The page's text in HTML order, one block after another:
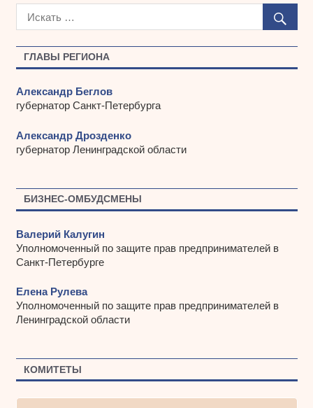
ГЛАВЫ РЕГИОНА
Александр Беглов
губернатор Санкт-Петербурга
Александр Дрозденко
губернатор Ленинградской области
БИЗНЕС-ОМБУДСМЕНЫ
Валерий Калугин
Уполномоченный по защите прав предпринимателей в
Санкт-Петербурге
Елена Рулева
Уполномоченный по защите прав предпринимателей в
Ленинградской области
КОМИТЕТЫ
х
ы